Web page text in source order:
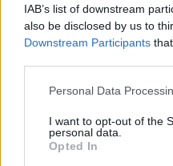
IAB’s list of downstream
also be disclosed by us to
Downstream Participants
Personal Data
I want to opt-out of the
personal data.
Opted In
GLOBÁL
Kiderült, kiben bíznak